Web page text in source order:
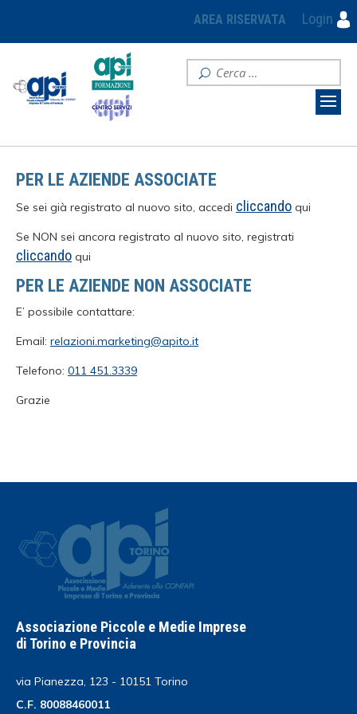
AREA RISERVATA Login
PER LE AZIENDE ASSOCIATE
Se sei già registrato al nuovo sito, accedi cliccando qui
Se NON sei ancora registrato al nuovo sito, registrati
cliccando qui
PER LE AZIENDE NON ASSOCIATE
E’ possibile contattare:
Email: relazioni.marketing@apito.it
Telefono: 011 451.3339
Grazie
Associazione Piccole e Medie Imprese
di Torino e Provincia
via Pianezza, 123 - 10151 Torino
C.F. 80088460011